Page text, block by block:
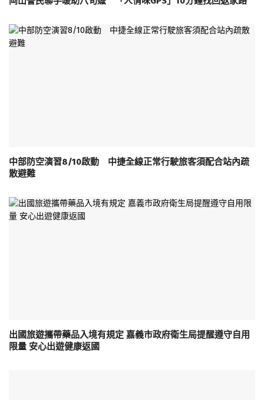
中部防空演習8/10啟動 中捷全線正常行駛旅客須配合站內疏
散避難
出國旅遊攜帶藥品入境有規定 嘉義市政府衛生局提醒遵守自用
限量 安心出遊健康返國